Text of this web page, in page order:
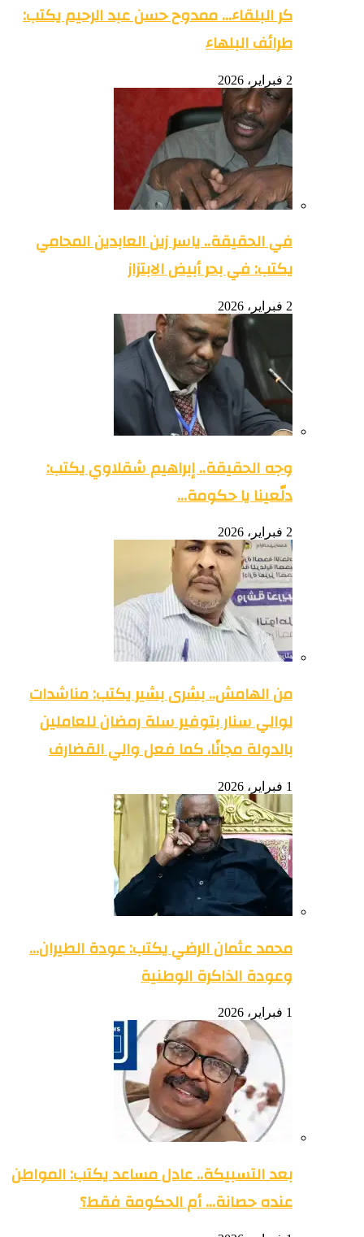
كر البلقاء… ممدوح حسن عبد الرحيم يكتب:
طرائف البلهاء
2 فبراير، 2026
في الحقيقة.. ياسر زين العابدين المحامي
يكتب: في بحر أبيض الابتزاز
2 فبراير، 2026
وجه الحقيقة.. إبراهيم شقلاوي يكتب:
دلّعينا يا حكومة…
2 فبراير، 2026
من الهامش.. بشرى بشير يكتب: مناشدات
لوالي سنار بتوفير سلة رمضان للعاملين
بالدولة مجانًا، كما فعل والي القضارف
1 فبراير، 2026
محمد عثمان الرضي يكتب: عودة الطيران…
وعودة الذاكرة الوطنية
1 فبراير، 2026
بعد التسبيكة.. عادل مساعد يكتب: المواطن
عنده حصانة… أم الحكومة فقط؟